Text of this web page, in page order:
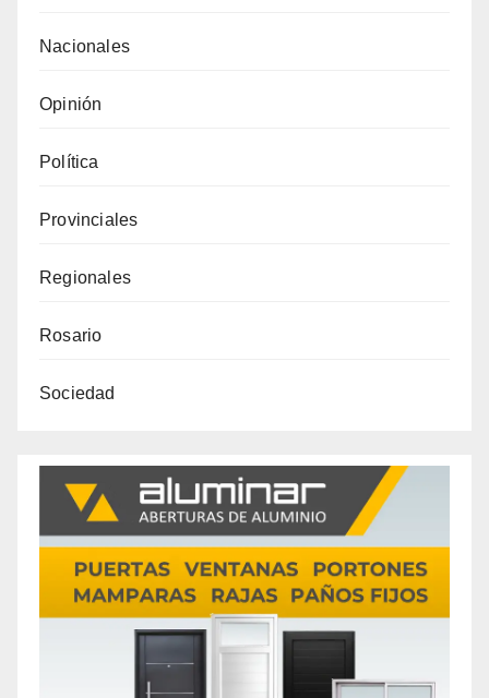
Nacionales
Opinión
Política
Provinciales
Regionales
Rosario
Sociedad